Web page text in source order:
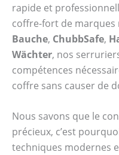
rapide et
coffre-fort de marques
Bauche, ChubbSafe,
Wächter, nos
compétences
coffre sans causer de
Nous savons que le
précieux, c’est
techniques modernes